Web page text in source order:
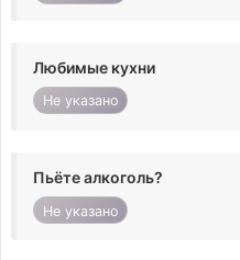
Любимые кухни
Не указано
Пьёте алкоголь?
Не указано